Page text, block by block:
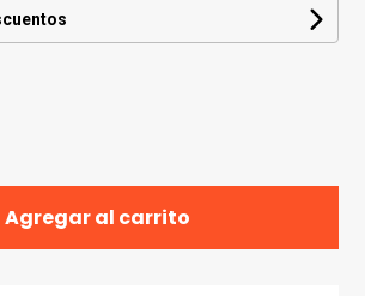
Agregar al carrito